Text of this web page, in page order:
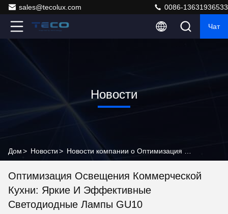
sales@tecolux.com 0086-13631936533
Чат
Новости
Дом> Новости>
Оптимизация Освещения Коммерческой
Кухни: Яркие И Эффективные
Светодиодные Лампы GU10